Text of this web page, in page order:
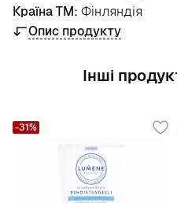
Країна ТМ: Фінляндія
Опис продукту
Інші
-31%